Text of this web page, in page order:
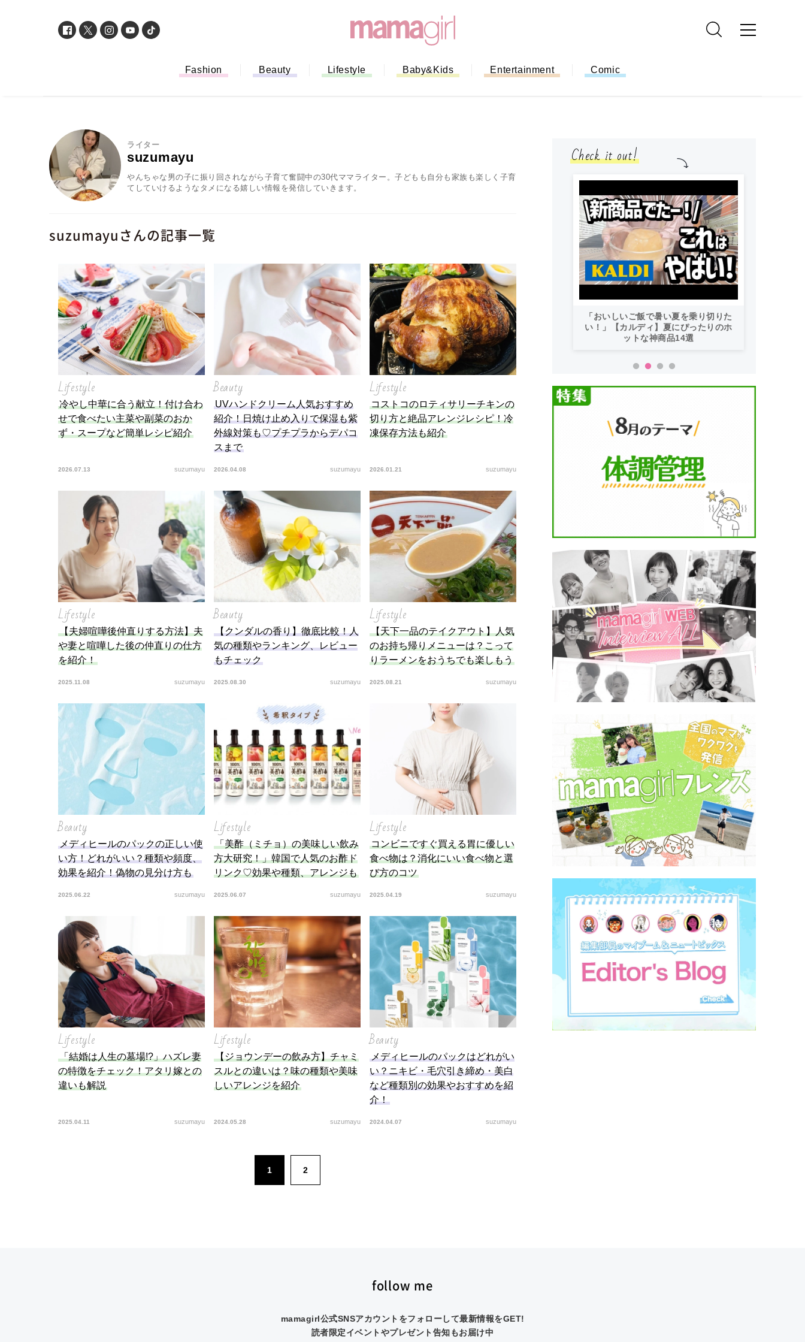
Fashion Beauty Lifestyle Baby&Kids Entertainment Comic
ライター
suzumayu
やんちゃな男の子に振り回されながら子育て奮闘中の30代ママライター。子どもも自分も家族も楽しく子育
てしていけるようなタメになる嬉しい情報を発信していきます。
suzumayuさんの記事一覧
Lifestyle
冷やし中華に合う献立！付け合わ
せで食べたい主菜や副菜のおか
ず・スープなど簡単レシピ紹介
2026.07.13 suzumayu
Beauty
UVハンドクリーム人気おすすめ
紹介！日焼け止め入りで保湿も紫
外線対策も♡プチプラからデパコ
スまで
2026.04.08 suzumayu
Lifestyle
コストコのロティサリーチキンの
切り方と絶品アレンジレシピ！冷
凍保存方法も紹介
2026.01.21 suzumayu
Lifestyle
【夫婦喧嘩後仲直りする方法】夫
や妻と喧嘩した後の仲直りの仕方
を紹介！
2025.11.08 suzumayu
Beauty
【クンダルの香り】徹底比較！人
気の種類やランキング、レビュー
もチェック
2025.08.30 suzumayu
Lifestyle
【天下一品のテイクアウト】人気
のお持ち帰りメニューは？こって
りラーメンをおうちでも楽しもう
2025.08.21 suzumayu
Beauty
メディヒールのパックの正しい使
い方！どれがいい？種類や頻度、
効果を紹介！偽物の見分け方も
2025.06.22 suzumayu
Lifestyle
「美酢（ミチョ）の美味しい飲み
方大研究！」韓国で人気のお酢ド
リンク♡効果や種類、アレンジも
2025.06.07 suzumayu
Lifestyle
コンビニですぐ買える胃に優しい
食べ物は？消化にいい食べ物と選
び方のコツ
2025.04.19 suzumayu
Lifestyle
「結婚は人生の墓場!?」ハズレ妻
の特徴をチェック！アタリ嫁との
違いも解説
2025.04.11 suzumayu
Lifestyle
【ジョウンデーの飲み方】チャミ
スルとの違いは？味の種類や美味
しいアレンジを紹介
2024.05.28 suzumayu
Beauty
メディヒールのパックはどれがい
い？ニキビ・毛穴引き締め・美白
など種類別の効果やおすすめを紹
介！
2024.04.07 suzumayu
1 2
Check it out!
「もう行列に並ばない！」ミスドのモ
法から受け取り方までネットオーダー
を徹底解説
今日の星占い
「おいしいご飯で暑い夏を乗り切りた
い！」【カルディ】夏にぴったりのホ
ットな神商品14選
follow me
mamagirl公式SNSアカウントをフォローして最新情報をGET!
読者限定イベントやプレゼント告知もお届け中